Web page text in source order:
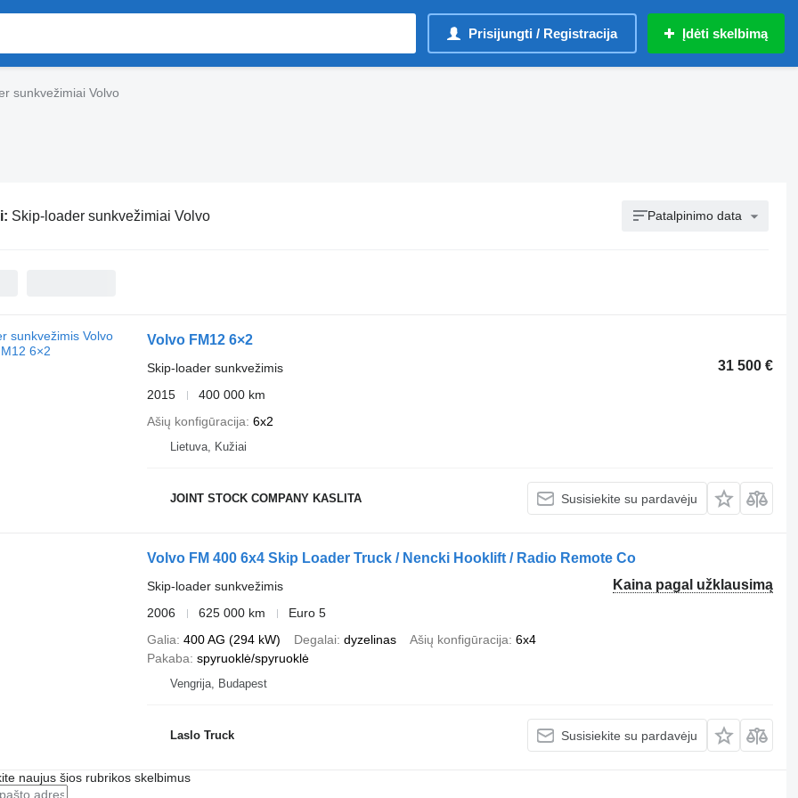
Prisijungti / Registracija Įdėti skelbimą
sunkvežimiai Volvo
Skip-loader sunkvežimiai Volvo Patalpinimo data
Volvo FM12 6×2
31 500 €
Skip-loader sunkvežimis
2015
400 000 km
Ašių konfigūracija 6x2
Lietuva, Kužiai
JOINT STOCK COMPANY KASLITA Susisiekite su pardavėju
Volvo FM 400 6x4 Skip Loader Truck / Nencki Hooklift / Radio Remote Co
Kaina pagal užklausimą
Skip-loader sunkvežimis
2006
625 000 km
Euro 5
Galia 400 AG (294 kW) Degalai dyzelinas Ašių konfigūracija 6x4
Pakaba spyruoklė/spyruoklė
Vengrija, Budapest
Laslo Truck Susisiekite su pardavėju
naujus šios rubrikos skelbimus